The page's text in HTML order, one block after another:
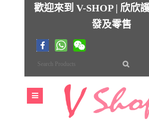
歡迎來到 V-SHOP | 欣欣
發及零售